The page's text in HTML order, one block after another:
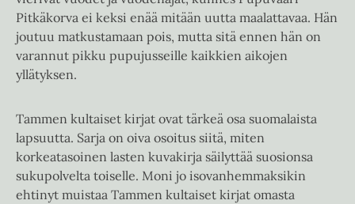
Pitkäkorva ei keksi enää mitään uutta maalattavaa. Hän
joutuu matkustamaan pois, mutta sitä ennen hän on
varannut pikku pupujusseille kaikkien aikojen
yllätyksen.
Tammen kultaiset kirjat ovat tärkeä osa suomalaista
lapsuutta. Sarja on oiva osoitus siitä, miten
korkeatasoinen lasten kuvakirja säilyttää suosionsa
sukupolvelta toiselle. Moni jo isovanhemmaksikin
ehtinyt muistaa Tammen kultaiset kirjat omasta